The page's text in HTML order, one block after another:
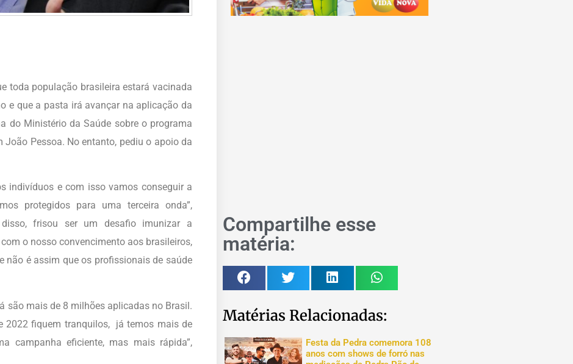
toda população brasileira estará vacinada
e que a pasta irá avançar na aplicação da
do Ministério da Saúde sobre o programa
João Pessoa. No entanto, pediu o apoio da
indivíduos e com isso vamos conseguir a
protegidos para uma terceira onda”,
frisou ser um desafio imunizar a
o nosso convencimento aos brasileiros,
não é assim que os profissionais de saúde
são mais de 8 milhões aplicadas no Brasil.
2022 fiquem tranquilos, já temos mais de
campanha eficiente, mas mais rápida”,
Compartilhe esse
matéria:
Matérias Relacionadas:
Festa da Pedra comemora 108
anos com shows de forró nas